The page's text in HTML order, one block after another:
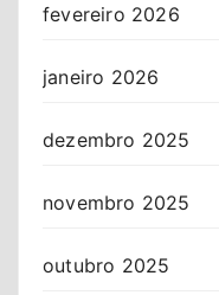
fevereiro 2026
janeiro 2026
dezembro 2025
novembro 2025
outubro 2025